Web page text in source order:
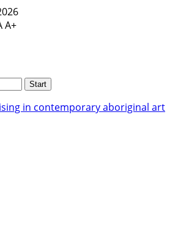
A+
in contemporary aboriginal art